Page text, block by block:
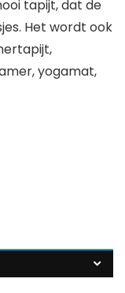
tapijt, dat de
Het wordt ook
yogamat,